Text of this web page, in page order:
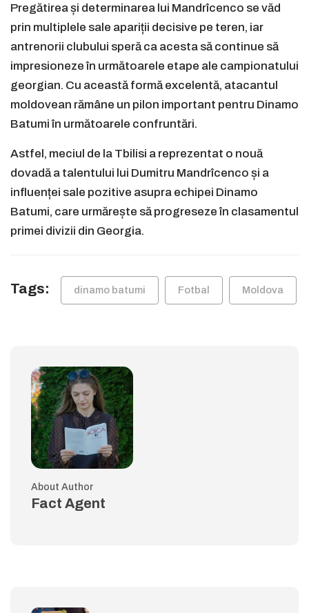
Pregătirea și determinarea lui Mandrîcenco se văd
prin multiplele sale apariții decisive pe teren, iar
antrenorii clubului speră ca acesta să continue să
impresioneze în următoarele etape ale campionatului
georgian. Cu această formă excelentă, atacantul
moldovean rămâne un pilon important pentru Dinamo
Batumi în următoarele confruntări.
Astfel, meciul de la Tbilisi a reprezentat o nouă
dovadă a talentului lui Dumitru Mandrîcenco și a
influenței sale pozitive asupra echipei Dinamo
Batumi, care urmărește să progreseze în clasamentul
primei divizii din Georgia.
Tags: dinamo batumi Fotbal Moldova
About Author
Fact Agent